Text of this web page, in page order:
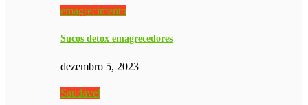
emagrecimento
Sucos detox emagrecedores
dezembro 5, 2023
Saudável